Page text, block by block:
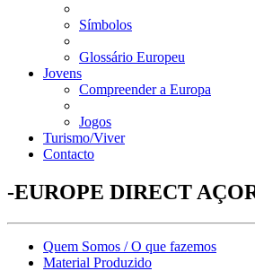
Símbolos
Glossário Europeu
Jovens
Compreender a Europa
Jogos
Turismo/Viver
Contacto
-EUROPE DIRECT
Quem Somos / O que fazemos
Material Produzido